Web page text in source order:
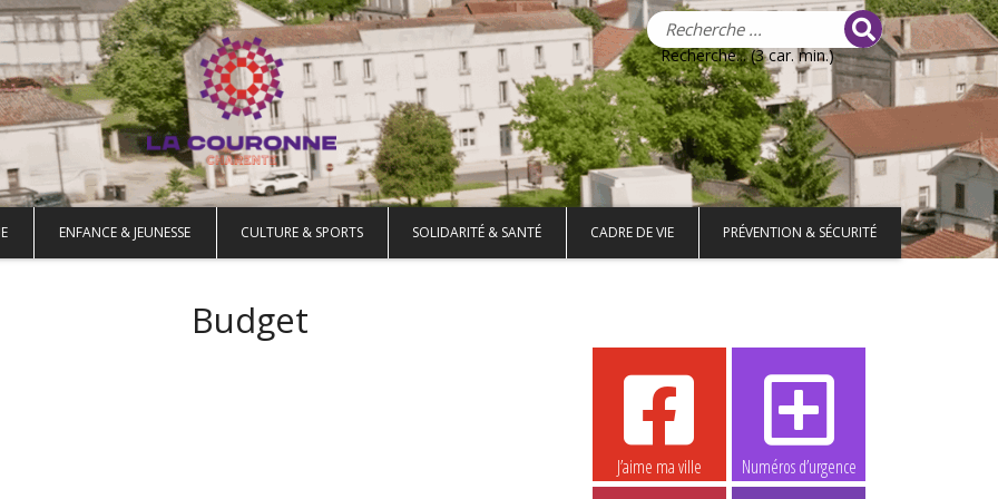
Recherche... (3 car. min.)
ENFANCE & JEUNESSE CULTURE & SPORTS SOLIDARITÉ & SANTÉ CADRE DE VIE PRÉVENTION & SÉCURITÉ
Budget
J’aime ma ville Numéros d’urgence